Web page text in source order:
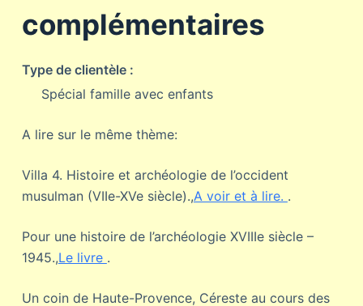
complémentaires
Type de clientèle :
Spécial famille avec enfants
A lire sur le même thème:
Villa 4. Histoire et archéologie de l’occident
musulman (VIIe-XVe siècle).,A voir et à lire. .
Pour une histoire de l’archéologie XVIIIe siècle –
1945.,Le livre .
Un coin de Haute-Provence, Céreste au cours des